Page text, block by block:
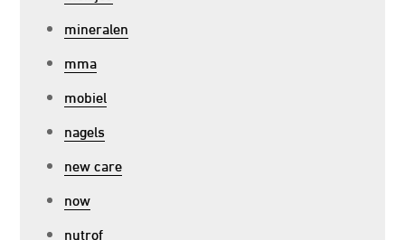
mineralen
mma
mobiel
nagels
new care
now
nutrof